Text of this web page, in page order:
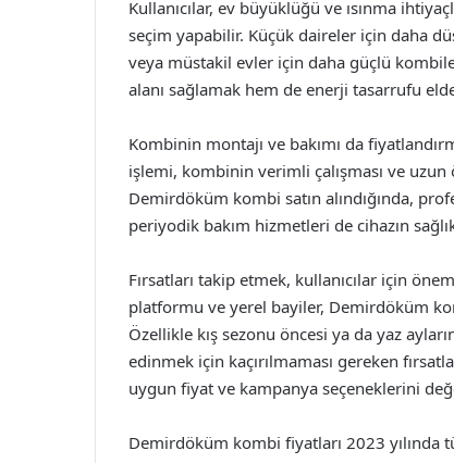
Kullanıcılar, ev büyüklüğü ve ısınma
seçim yapabilir. Küçük daireler için daha
veya müstakil evler için daha güçlü
alanı sağlamak hem de enerji tasarrufu
Kombinin montajı ve bakımı da
işlemi, kombinin verimli çalışması ve
Demirdöküm kombi satın alındığında,
periyodik bakım hizmetleri de cihazın
Fırsatları takip etmek, kullanıcılar için
platformu ve yerel bayiler, Demirdöküm
Özellikle kış sezonu öncesi ya da yaz
edinmek için kaçırılmaması gereken
uygun fiyat ve kampanya seçeneklerini
Demirdöküm kombi fiyatları 2023 yılında